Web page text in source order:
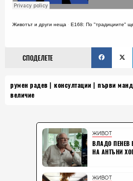
Животът и други неща · E168: По "традициите"
СПОДЕЛЕТЕ
румен радев консултации първи
величие